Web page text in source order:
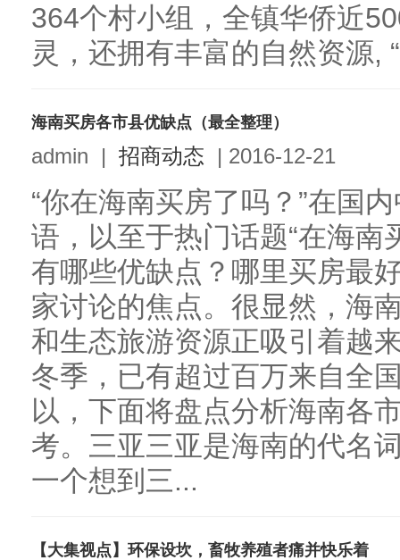
364个村小组，全镇华侨近
灵，还拥有丰富的自然资源,
海南买房各市县优缺点（最全整理）
admin | 招商动态 | 2016-12-21
“你在海南买房了吗？”在国
语，以至于热门话题“在海
有哪些优缺点？哪里买房最
家讨论的焦点。很显然，海
和生态旅游资源正吸引着越
冬季，已有超过百万来自全
以，下面将盘点分析海南各
考。三亚三亚是海南的代名
一个想到三...
【大集视点】环保设坎，畜牧养殖者痛并快乐着